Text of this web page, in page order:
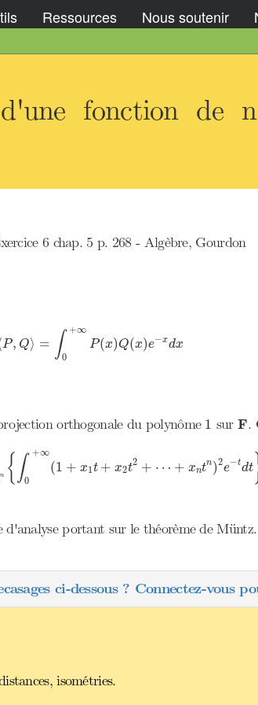
Ressources Nous soutenir
fonction de
6 chap. 5 p. 268 - Algèbre, Gourdon
P, Q⟩ = ∫ +∞
0
P(x)Q(x)e−xdx
+∞P
orthogonale du polynôme 1
1 sur F
F.
n { ∫ +∞
0
(1 + x1t + x2t2 + ⋯ + xntn)2e−tdt
∈ R n{∫ td
portant sur le théorème de Müntz.
ci-dessous ? Connectez-vous
isométries.